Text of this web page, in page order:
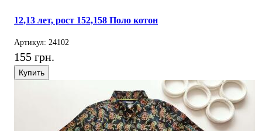
12,13 лет, рост 152,158 Поло котон
Артикул: 24102
155 грн.
Купить